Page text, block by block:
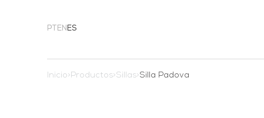
PT ENES
Inicio>Productos>Sillas>Silla Padova